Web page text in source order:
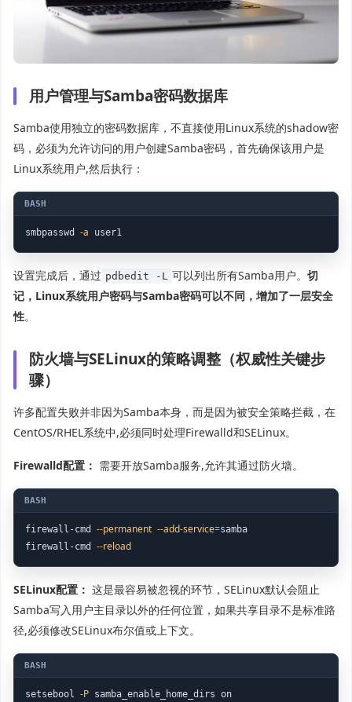
用户管理与Samba密码数据库
Samba使用独立的密码数据库，不直接使用Linux系统的shadow密
码，必须为允许访问的用户创建Samba密码，首先确保该用户是
Linux系统用户,然后执行：
smbpasswd -a user1
设置完成后，通过 pdbedit -L 可以列出所有Samba用户。 切
记，Linux系统用户密码与Samba密码可以不同，增加了一层安全
性。
防火墙与SELinux的策略调整（权威性关键步
骤）
许多配置失败并非因为Samba本身，而是因为被安全策略拦截，在
CentOS/RHEL系统中,必须同时处理Firewalld和SELinux。
Firewalld配置： 需要开放Samba服务,允许其通过防火墙。
firewall-cmd --permanent --add-service=samba
firewall-cmd --reload
SELinux配置： 这是最容易被忽视的环节，SELinux默认会阻止
Samba写入用户主目录以外的任何位置，如果共享目录不是标准路
径,必须修改SELinux布尔值或上下文。
setsebool -P